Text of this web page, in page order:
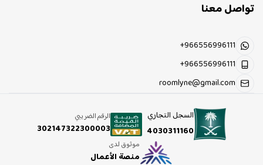
تواصل معنا
+966556996111
+966556996111
roomlyne@gmail.com
السجل التجاري
4030311160
الرقم الضريبي
302147322300003
موثوق لدى
منصة الأعمال